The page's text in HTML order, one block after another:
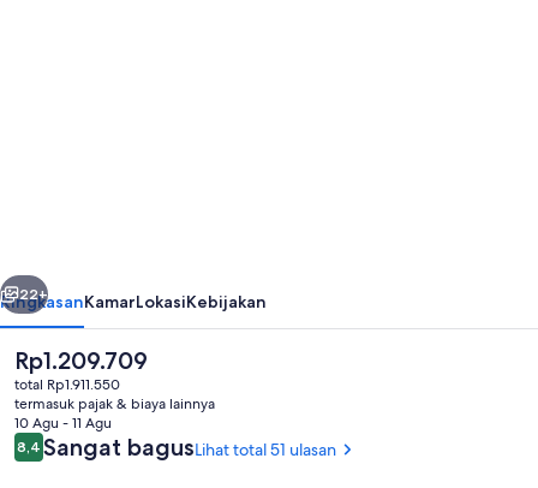
Berikutnya
22+
RingkasanKamarLokasiKebijakan
Harga
saat
ini
Rp1.209.709
Rp1.209.709
total Rp1.911.550
termasuk pajak & biaya lainnya
10 Agu - 11 Agu
Ulasan
8,48,4 dari 10
Sangat bagusLihat total 51 ulasan